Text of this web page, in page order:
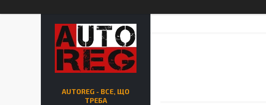
AUTOREG - ВСЕ, ЩО
ТРЕБА